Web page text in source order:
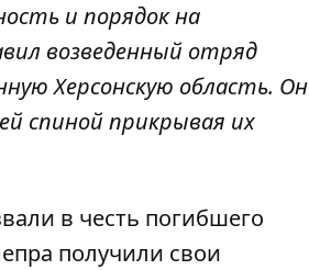
и порядок на
возведенный отряд
Херсонскую область. Он
спиной прикрывая их
в честь погибшего
получили свои